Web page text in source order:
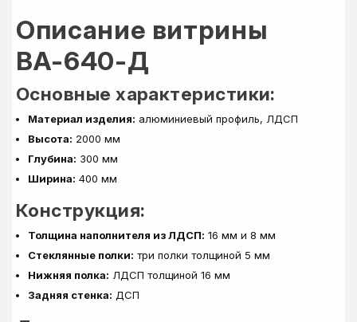
Описание витрины
ВА-640-Д
Основные характеристики:
Материал изделия: алюминиевый профиль, ЛДСП
Высота: 2000 мм
Глубина: 300 мм
Ширина: 400 мм
Конструкция:
Толщина наполнителя из ЛДСП: 16 мм и 8 мм
Стеклянные полки: три полки толщиной 5 мм
Нижняя полка: ЛДСП толщиной 16 мм
Задняя стенка: ДСП